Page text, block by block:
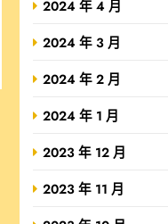
2024 年 4 月
2024 年 3 月
2024 年 2 月
2024 年 1 月
2023 年 12 月
2023 年 11 月